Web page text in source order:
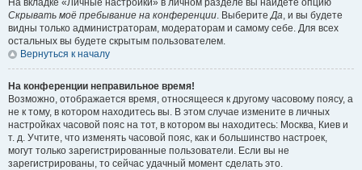
На вкладке «Личные настройки» в личном разделе вы найдёте опцию
Скрывать моё пребывание на конференции. ВыберитеДа, и вы будете
видны только администраторам, модераторам и самому себе. Для всех
остальных вы будете скрытым пользователем.
Вернуться к началу
На конференции неправильное время!
Возможно, отображается время, относящееся к другому часовому поясу, а
не к тому, в котором находитесь вы. В этом случае измените в личных
настройках часовой пояс на тот, в котором вы находитесь: Москва, Киев и
т. д. Учтите, что изменять часовой пояс, как и большинство настроек,
могут только зарегистрированные пользователи. Если вы не
зарегистрированы, то сейчас удачный момент сделать это.